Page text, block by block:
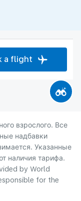
a flight
взрослого. Все
надбавки
Указанные
наличия тарифа.
by World
for the